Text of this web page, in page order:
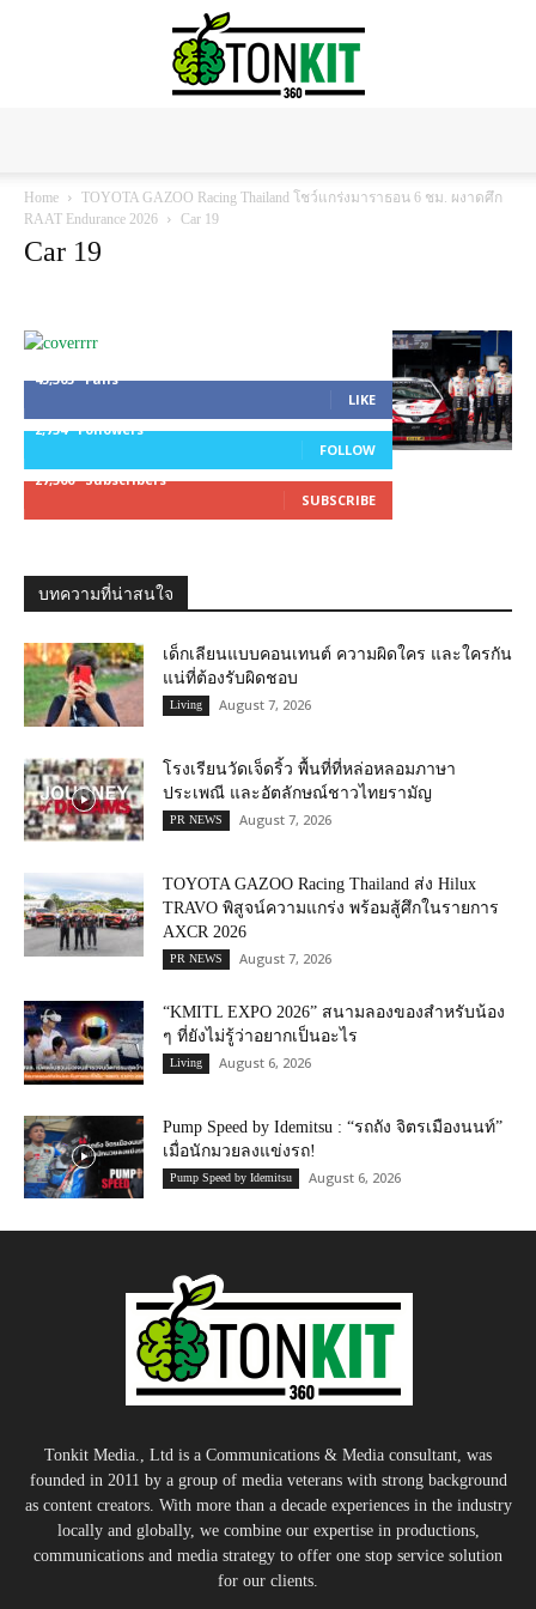
Home
TOYOTA GAZOO Racing Thailand โชว์แกร่งมาราธอน 6 ชม. ผงาดศึก
RAAT Endurance 2026
Car 19
Car 19
45,305 Fans
LIKE
2,754
Followers
FOLLOW
27,500 Subscribers
SUBSCRIBE
บทความที่น่าสนใจ
เด็กเลียนแบบคอนเทนต์ ความผิดใคร และใครกัน
แน่ที่ต้องรับผิดชอบ
Living August 7, 2026
โรงเรียนวัดเจ็ดริ้ว พื้นที่ที่หล่อหลอมภาษา
ประเพณี และอัตลักษณ์ชาวไทยรามัญ
PR NEWS August 7, 2026
TOYOTA GAZOO Racing Thailand ส่ง Hilux
TRAVO พิสูจน์ความแกร่ง พร้อมสู้ศึกในรายการ
AXCR 2026
PR NEWS August 7, 2026
“KMITL EXPO 2026” สนามลองของสำหรับน้อง
ๆ ที่ยังไม่รู้ว่าอยากเป็นอะไร
Living August 6, 2026
Pump Speed by Idemitsu : “รถถัง จิตรเมืองนนท์”
เมื่อนักมวยลงแข่งรถ!
Pump Speed by Idemitsu August 6, 2026
Tonkit Media., Ltd is a Communications & Media consultant, was
founded in 2011 by a group of media veterans with strong background
as content creators. With more than a decade experiences in the industry
locally and globally, we combine our expertise in productions,
communications and media strategy to offer one stop service solution
for our clients.